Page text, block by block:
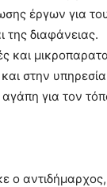
έργων για
της διαφάνειας.
και
στην
αγάπη για τον
ο